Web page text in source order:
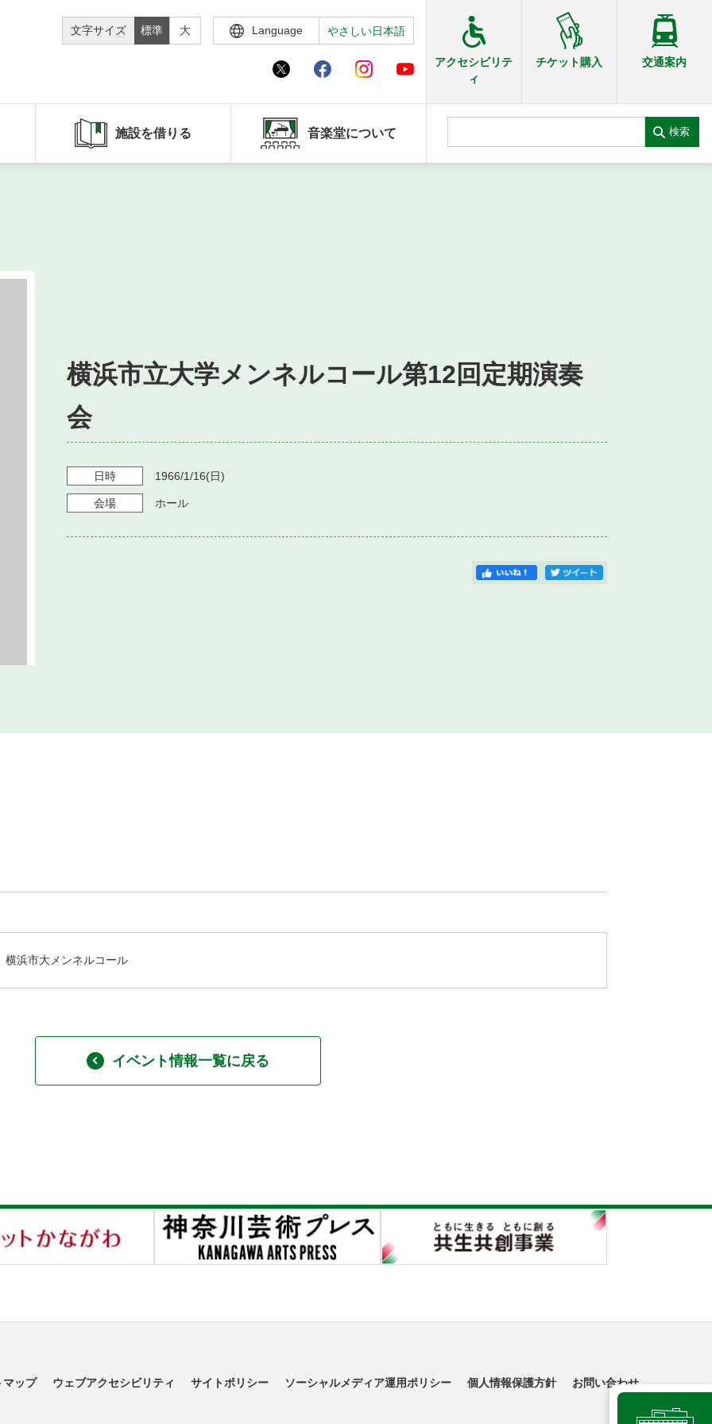
文字サイズ 標準 大 Language やさしい日本語
アクセシビリテ
ィ
チケット購入 交通案内
施設を借りる 音楽堂について 検索
横浜市立大学メンネルコール第12回定期演奏
会
日時 1966/1/16(日)
会場 ホール
横浜市大メンネルコール
イベント情報一覧に戻る
マップ ウェブアクセシビリティ サイトポリシー ソーシャルメディア運用ポリシー 個人情報保護方針 お問い合わせ